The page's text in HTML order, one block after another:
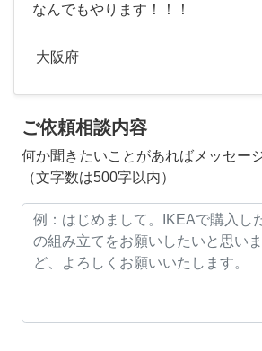
なんでもやります！！！
大阪府
ご依頼相談内容
何か聞きたいことがあればメッセー
（文字数は500字以内）